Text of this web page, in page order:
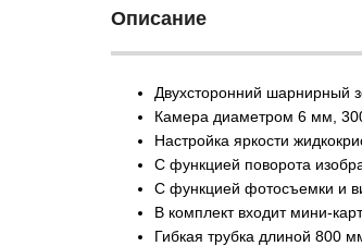
Описание
Двухсторонний шарнирный
Камера диаметром 6 мм,
Настройка яркости
С функцией поворота
С функцией фотосъемки и
В комплект входит мини-
Гибкая трубка длиной 800